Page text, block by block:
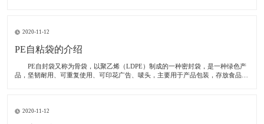
2020-11-12
PE自粘袋的介绍
PE自封袋又称为骨袋，以聚乙烯（LDPE）制成的一种密封袋，是一种绿色产
品，坚韧耐用、可重复使用、可印花广告、唛头，主要用于产品包装，存放食品、
2020-11-12